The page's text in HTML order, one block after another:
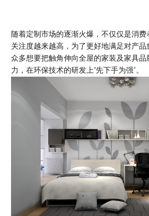
随着定制市场的逐渐火爆，不仅仅是消
关注度越来越高，为了更好地满足对产品
众多想要把触角伸向全屋的家装及家具
力，在环保技术的研发上“先下手为强”。